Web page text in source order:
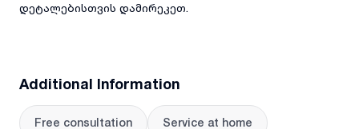
დეტალებისთვის დამირეკეთ.
Additional Information
Free consultation Service at home